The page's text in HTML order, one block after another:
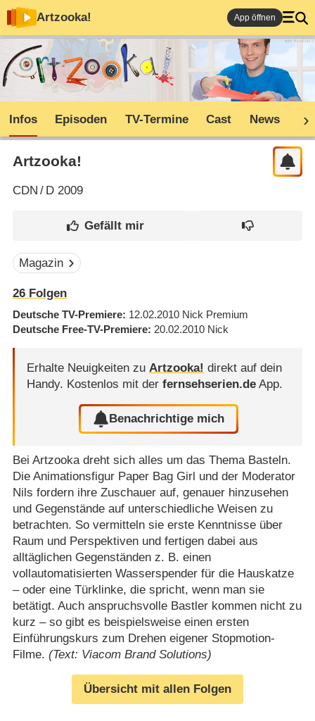
Artzooka! App öffnen
Infos Episoden TV-Termine Cast News
Artzooka!
CDN / D2009
Magazin
26Folgen
Deutsche TV-Premiere 12.02.2010 Nick Premium
Deutsche Free-TV-Premiere 20.02.2010 Nick
Erhalte Neuigkeiten zu Artzooka! direkt auf dein
Handy. Kostenlos mit der fernsehserien.deApp.
Benachrichtige mich
Bei Artzooka dreht sich alles um das Thema Basteln.
Die Animationsfigur Paper Bag Girl und der Moderator
Nils fordern ihre Zuschauer auf, genauer hinzusehen
und Gegenstände auf unterschiedliche Weisen zu
betrachten. So vermitteln sie erste Kenntnisse über
Raum und Perspektiven und fertigen dabei aus
alltäglichen Gegenständen z. B. einen
vollautomatisierten Wasserspender für die Hauskatze
– oder eine Türklinke, die spricht, wenn man sie
betätigt. Auch anspruchsvolle Bastler kommen nicht zu
kurz – so gibt es beispielsweise einen ersten
Einführungskurs zum Drehen eigener Stopmotion-
Filme. (Text: Viacom Brand Solutions)
Übersicht mit allen Folgen